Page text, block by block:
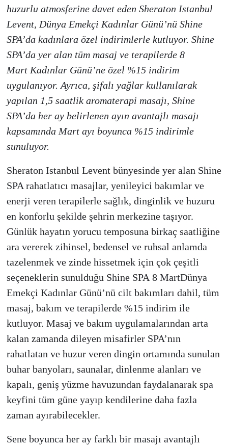
huzurlu atmosferine davet eden Sheraton Istanbul
Levent, Dünya Emekçi Kadınlar Günü’nü Shine
SPA’da kadınlara özel indirimlerle kutluyor. Shine
SPA’da yer alan tüm masaj ve terapilerde 8
MartKadınlar Günü’ne özel %15 indirim
uygulanıyor. Ayrıca, şifalı yağlar kullanılarak
yapılan 1,5 saatlik aromaterapi masajı, Shine
SPA’da her ay belirlenen ayın avantajlı masajı
kapsamında Mart ayı boyunca %15 indirimle
sunuluyor.
Sheraton Istanbul Levent bünyesinde yer alan Shine
SPA rahatlatıcı masajlar, yenileyici bakımlar ve
enerji veren terapilerle sağlık, dinginlik ve huzuru
en konforlu şekilde şehrin merkezine taşıyor.
Günlük hayatın yorucu temposuna birkaç saatliğine
ara vererek zihinsel, bedensel ve ruhsal anlamda
tazelenmek ve zinde hissetmek için çok çeşitli
seçeneklerin sunulduğu Shine SPA 8 MartDünya
Emekçi Kadınlar Günü’nü cilt bakımları dahil, tüm
masaj, bakım ve terapilerde %15 indirim ile
kutluyor. Masaj ve bakım uygulamalarından arta
kalan zamanda dileyen misafirler SPA’nın
rahatlatan ve huzur veren dingin ortamında sunulan
buhar banyoları, saunalar, dinlenme alanları ve
kapalı, geniş yüzme havuzundan faydalanarak spa
keyfini tüm güne yayıp kendilerine daha fazla
zaman ayırabilecekler.
Sene boyunca her ay farklı bir masajı avantajlı